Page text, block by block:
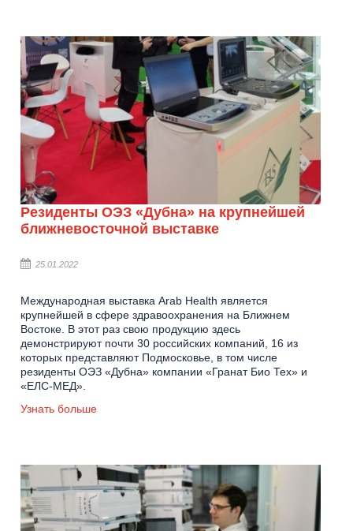
Резиденты ОЭЗ «Дубна» на крупнейшей
ближневосточной выставке
25.01.2022
Международная выставка Arab Health является
крупнейшей в сфере здравоохранения на Ближнем
Востоке. В этот раз свою продукцию здесь
демонстрируют почти 30 российских компаний, 16 из
которых представляют Подмосковье, в том числе
резиденты ОЭЗ «Дубна» компании «Гранат Био Тех» и
«ЕЛС-МЕД».
Узнать больше